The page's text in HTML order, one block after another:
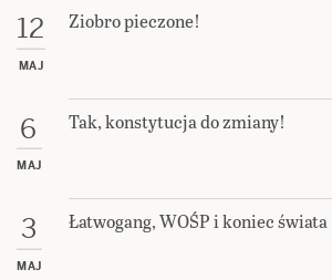
12
MAJ
Ziobro pieczone!
6
MAJ
Tak, konstytucja do zmiany!
3
MAJ
Łatwogang, WOŚP i koniec świata